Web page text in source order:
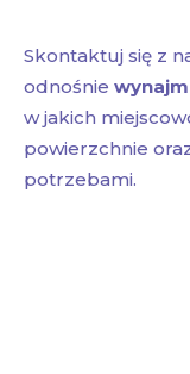
Skontaktuj się z
odnośnie
w jakich
powierzchnie
potrzebami.